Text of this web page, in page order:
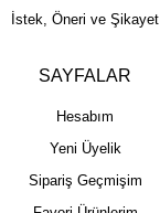
İstek, Öneri ve Şikayet
SAYFALAR
Hesabım
Yeni Üyelik
Sipariş Geçmişim